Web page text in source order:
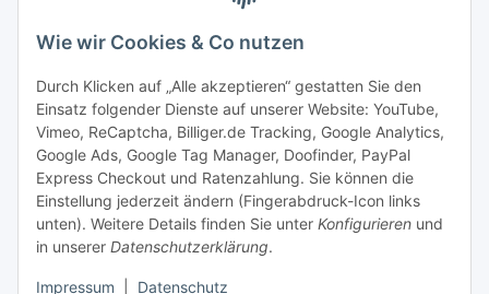
Wie wir Cookies & Co nutzen
Durch Klicken auf „Alle akzeptieren“ gestatten Sie den
Einsatz folgender Dienste auf unserer Website: YouTube,
Vimeo, ReCaptcha, Billiger.de Tracking, Google Analytics,
Google Ads, Google Tag Manager, Doofinder, PayPal
Express Checkout und Ratenzahlung. Sie können die
Einstellung jederzeit ändern (Fingerabdruck-Icon links
unten). Weitere Details finden Sie unter Konfigurieren und
in unserer Datenschutzerklärung.
Impressum Datenschutz
Zahlung & Versand
Versandinformationen
Sonstiges